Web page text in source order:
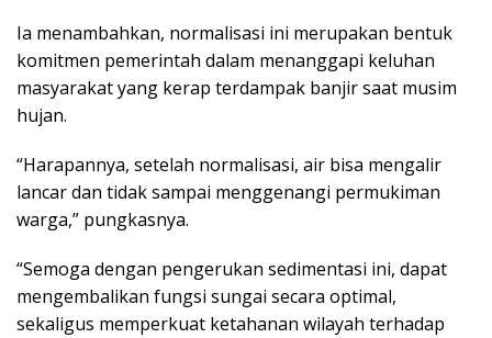
Ia menambahkan, normalisasi ini merupakan bentuk
komitmen pemerintah dalam menanggapi keluhan
masyarakat yang kerap terdampak banjir saat musim
hujan.
“Harapannya, setelah normalisasi, air bisa mengalir
lancar dan tidak sampai menggenangi permukiman
warga,” pungkasnya.
“Semoga dengan pengerukan sedimentasi ini, dapat
mengembalikan fungsi sungai secara optimal,
sekaligus memperkuat ketahanan wilayah terhadap